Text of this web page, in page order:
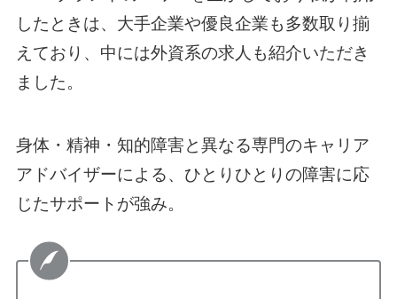
したときは、大手企業や優良企業も多数取り揃
えており、中には外資系の求人も紹介いただき
ました。
身体・精神・知的障害と異なる専門のキャリア
アドバイザーによる、ひとりひとりの障害に応
じたサポートが強み。